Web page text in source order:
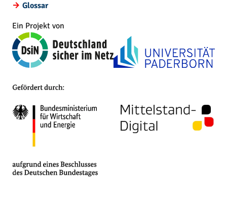
Glossar
Ein Projekt von